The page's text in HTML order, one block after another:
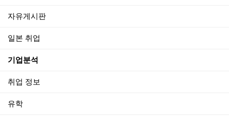
자유게시판
일본 취업
기업분석
취업 정보
유학